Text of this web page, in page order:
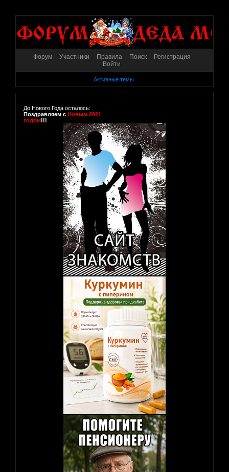
Форум Участники Правила Поиск
Регистрация
Войти
Активные темы
До Нового Года осталось:
Поздравляем с Новым 2021
годом!!!